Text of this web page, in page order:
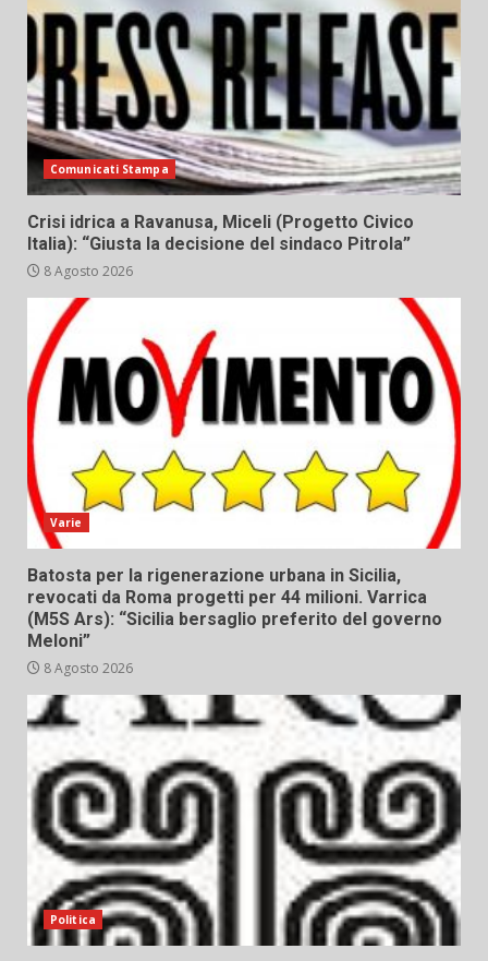
Comunicati Stampa
Crisi idrica a Ravanusa, Miceli (Progetto Civico
Italia): “Giusta la decisione del sindaco Pitrola”
8 Agosto 2026
Varie
Batosta per la rigenerazione urbana in Sicilia,
revocati da Roma progetti per 44 milioni. Varrica
(M5S Ars): “Sicilia bersaglio preferito del governo
Meloni”
8 Agosto 2026
Politica